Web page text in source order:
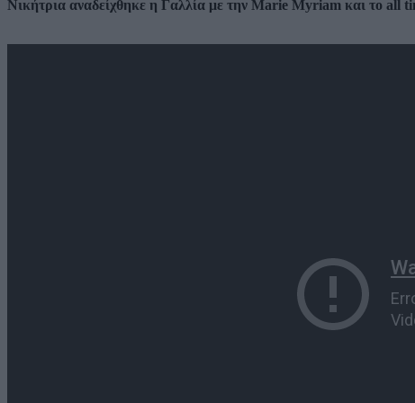
Νικήτρια αναδείχθηκε η Γαλλία με την Marie Myriam και το all